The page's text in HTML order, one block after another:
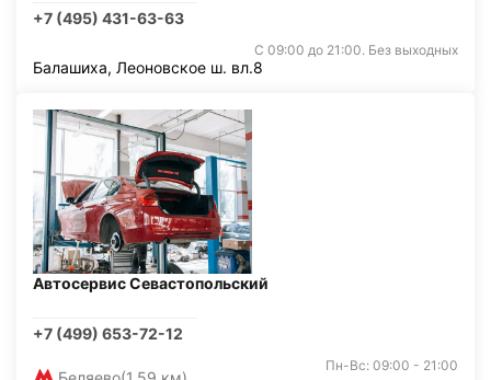
+7 (495) 431-63-63
С 09:00 до 21:00. Без выходных
Балашиха, Леоновское ш. вл.8
Автосервис Севастопольский
+7 (499) 653-72-12
Пн-Вс: 09:00 - 21:00